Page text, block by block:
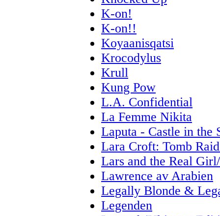
K-on!
K-on!!
Koyaanisqatsi
Krocodylus
Krull
Kung Pow
L.A. Confidential
La Femme Nikita
Laputa - Castle in the
Lara Croft: Tomb
Lars and the Real
Lawrence av Arabien
Legally Blonde &
Legenden